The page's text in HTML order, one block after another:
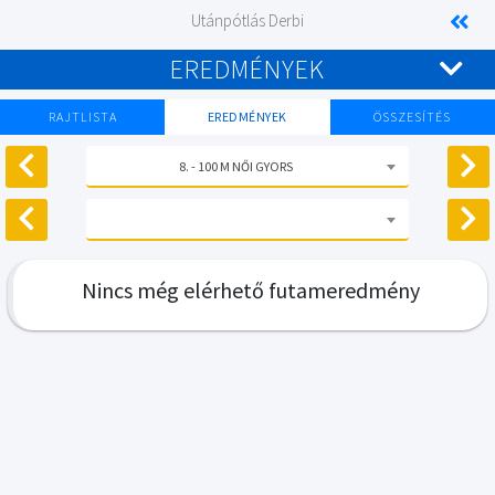
Utánpótlás Derbi
EREDMÉNYEK
RAJTLISTA EREDMÉNYEK ÖSSZESÍTÉS
8. - 100 M NŐI GYORS
Nincs még elérhető futameredmény